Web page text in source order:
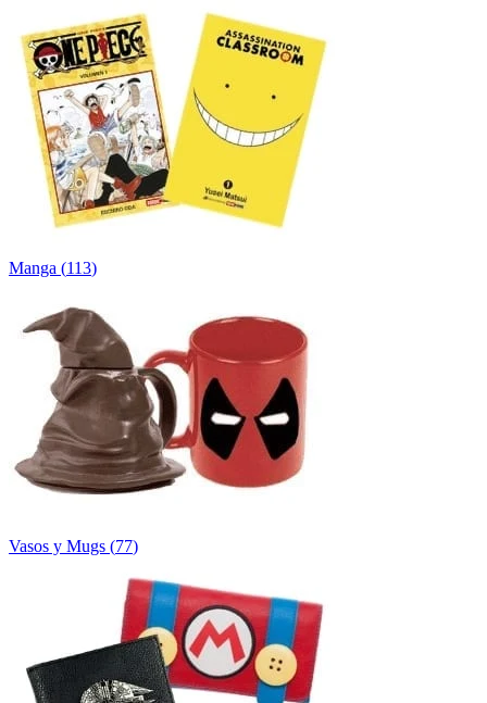
Manga (113)
Vasos y Mugs (77)